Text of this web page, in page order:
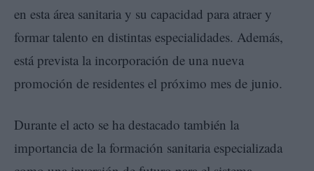
en esta área sanitaria y su capacidad para atraer y
formar talento en distintas especialidades. Además,
está prevista la incorporación de una nueva
promoción de residentes el próximo mes de junio.
Durante el acto se ha destacado también la
importancia de la formación sanitaria especializada